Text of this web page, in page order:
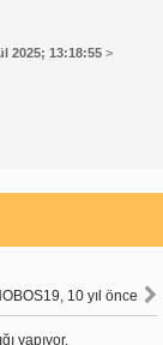
2025; 13:18:55 >
10 yıl önce
yapıyor.